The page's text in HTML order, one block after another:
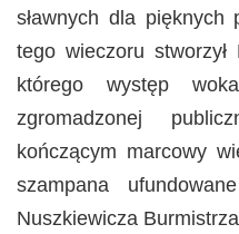
sławnych dla pięknych
tego wieczoru stworzył
którego występ
zgromadzonej
kończącym marcowy
szampana
Nuszkiewicza